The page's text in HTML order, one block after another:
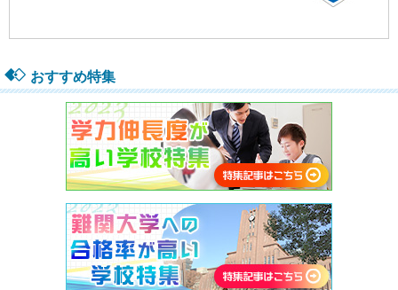
おすすめ特集